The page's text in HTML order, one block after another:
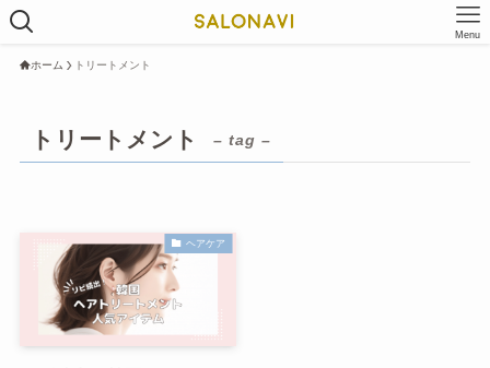
Menu
ホーム トリートメント
トリートメント – tag –
ヘアケア